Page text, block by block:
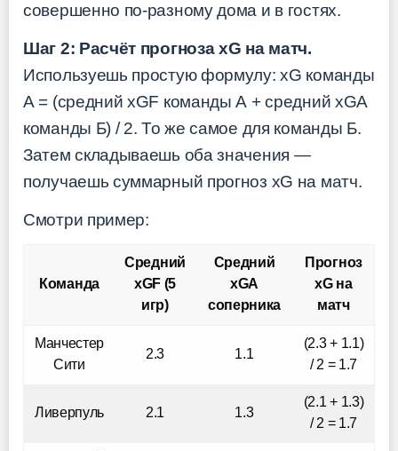
совершенно по-разному дома и в гостях.
Шаг 2: Расчёт прогноза xG на матч.
Используешь простую формулу: xG команды
А = (средний xGF команды А + средний xGA
команды Б) / 2. То же самое для команды Б.
Затем складываешь оба значения —
получаешь суммарный прогноз xG на матч.
Смотри пример:
Команда
Средний
xGF (5
игр)
Средний
xGA
соперника
Прогноз
xG на
матч
Манчестер
Сити
2.3 1.1
(2.3 + 1.1)
/ 2 = 1.7
Ливерпуль 2.1 1.3
(2.1 + 1.3)
/ 2 = 1.7